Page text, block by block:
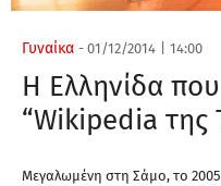
Γυναίκα - 01/12/2014 14:00
Η Ελληνίδα
“Wikipedia της
Μεγαλωμένη στη Σάμο, το